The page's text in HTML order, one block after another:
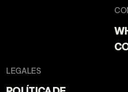
LEGALES